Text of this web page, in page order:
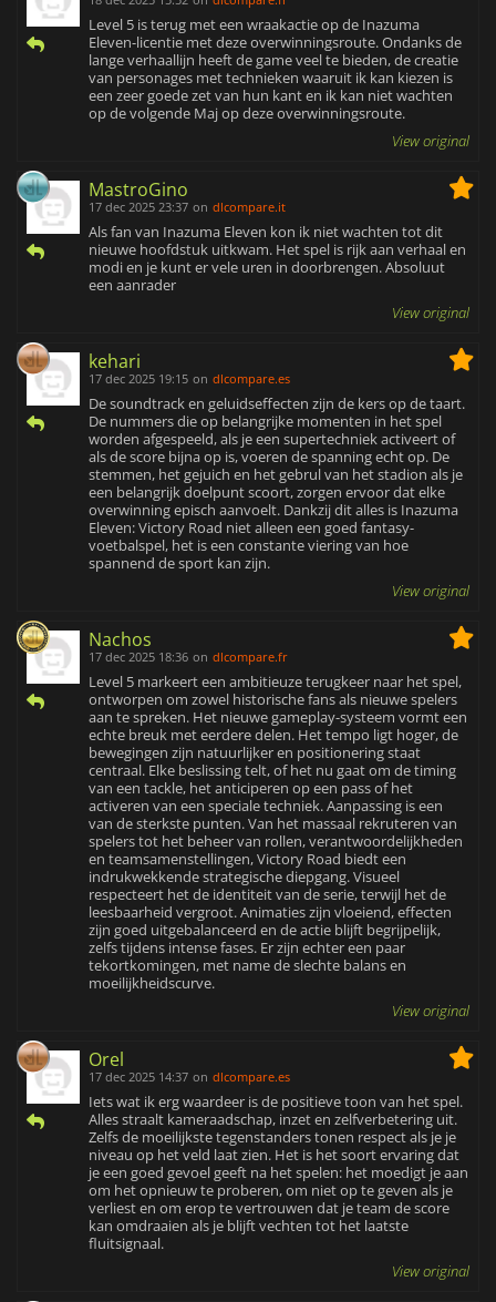
Level 5 is terug met een wraakactie op de Inazuma
Eleven-licentie met deze overwinningsroute. Ondanks de
lange verhaallijn heeft de game veel te bieden, de creatie
van personages met technieken waaruit ik kan kiezen is
een zeer goede zet van hun kant en ik kan niet wachten
op de volgende Maj op deze overwinningsroute.
View original
MastroGino
17 dec 2025 23:37 on dlcompare.it
Als fan van Inazuma Eleven kon ik niet wachten tot dit
nieuwe hoofdstuk uitkwam. Het spel is rijk aan verhaal en
modi en je kunt er vele uren in doorbrengen. Absoluut
een aanrader
View original
kehari
17 dec 2025 19:15 on dlcompare.es
De soundtrack en geluidseffecten zijn de kers op de taart.
De nummers die op belangrijke momenten in het spel
worden afgespeeld, als je een supertechniek activeert of
als de score bijna op is, voeren de spanning echt op. De
stemmen, het gejuich en het gebrul van het stadion als je
een belangrijk doelpunt scoort, zorgen ervoor dat elke
overwinning episch aanvoelt. Dankzij dit alles is Inazuma
Eleven: Victory Road niet alleen een goed fantasy-
voetbalspel, het is een constante viering van hoe
spannend de sport kan zijn.
View original
Nachos
17 dec 2025 18:36 on dlcompare.fr
Level 5 markeert een ambitieuze terugkeer naar het spel,
ontworpen om zowel historische fans als nieuwe spelers
aan te spreken. Het nieuwe gameplay-systeem vormt een
echte breuk met eerdere delen. Het tempo ligt hoger, de
bewegingen zijn natuurlijker en positionering staat
centraal. Elke beslissing telt, of het nu gaat om de timing
van een tackle, het anticiperen op een pass of het
activeren van een speciale techniek. Aanpassing is een
van de sterkste punten. Van het massaal rekruteren van
spelers tot het beheer van rollen, verantwoordelijkheden
en teamsamenstellingen, Victory Road biedt een
indrukwekkende strategische diepgang. Visueel
respecteert het de identiteit van de serie, terwijl het de
leesbaarheid vergroot. Animaties zijn vloeiend, effecten
zijn goed uitgebalanceerd en de actie blijft begrijpelijk,
zelfs tijdens intense fases. Er zijn echter een paar
tekortkomingen, met name de slechte balans en
moeilijkheidscurve.
View original
Orel
17 dec 2025 14:37 on dlcompare.es
Iets wat ik erg waardeer is de positieve toon van het spel.
Alles straalt kameraadschap, inzet en zelfverbetering uit.
Zelfs de moeilijkste tegenstanders tonen respect als je je
niveau op het veld laat zien. Het is het soort ervaring dat
je een goed gevoel geeft na het spelen: het moedigt je aan
om het opnieuw te proberen, om niet op te geven als je
verliest en om erop te vertrouwen dat je team de score
kan omdraaien als je blijft vechten tot het laatste
fluitsignaal.
View original